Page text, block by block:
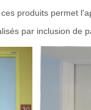
produits permet
par inclusion de